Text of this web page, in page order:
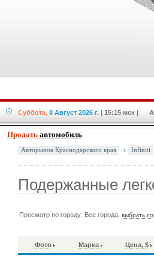
Суббота, 8 Август 2026 г. | 15:15 мск |
Продать автомобиль
Авторынок Краснодарского края Infiniti
Подержанные
Просмотр по городу: Все города,выбрать
Фото Марка Цена, $